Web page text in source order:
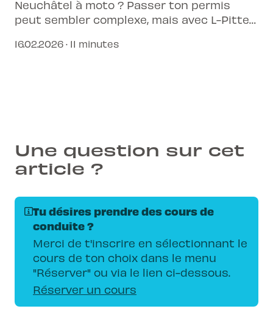
Neuchâtel à moto ? Passer ton permis
peut sembler complexe, mais avec L-Pittet,
jamais.
16.02.2026 · 11 minutes
Une question sur cet
article ?
Tu désires prendre des cours de
conduite ?
Merci de t'inscrire en sélectionnant le
cours de ton choix dans le menu
"Réserver" ou via le lien ci-dessous.
Réserver un cours